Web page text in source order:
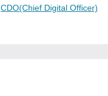
CDO(Chief Digital Officer)